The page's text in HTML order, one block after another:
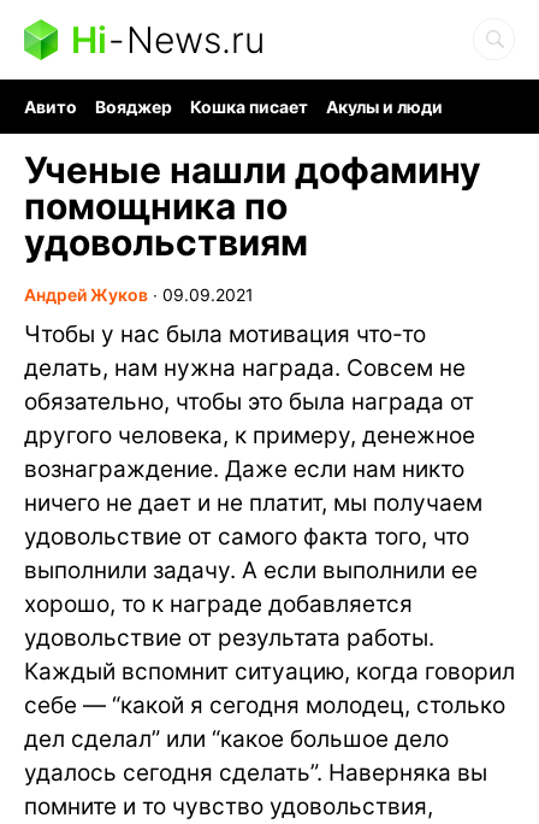
Hi-News.ru
Авито Вояджер Кошка писает
Акулы и люди
Ученые нашли дофамину
помощника по
удовольствиям
Андрей Жуков ∙ 09.09.2021
Чтобы у нас была мотивация что-то
делать, нам нужна награда. Совсем не
обязательно, чтобы это была награда от
другого человека, к примеру, денежное
вознаграждение. Даже если нам никто
ничего не дает и не платит, мы получаем
удовольствие от самого факта того, что
выполнили задачу. А если выполнили ее
хорошо, то к награде добавляется
удовольствие от результата работы.
Каждый вспомнит ситуацию, когда говорил
себе — “какой я сегодня молодец, столько
дел сделал” или “какое большое дело
удалось сегодня сделать”. Наверняка вы
помните и то чувство удовольствия,